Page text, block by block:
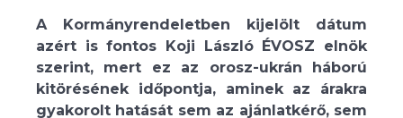
A Kormányrendeletben kijelölt dátum
azért is fontos Koji László ÉVOSZ elnök
szerint, mert ez az orosz-ukrán háború
kitörésének időpontja, aminek az árakra
gyakorolt hatását sem az ajánlatkérő, sem